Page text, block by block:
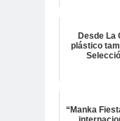
Desde La
plástico
“Manka